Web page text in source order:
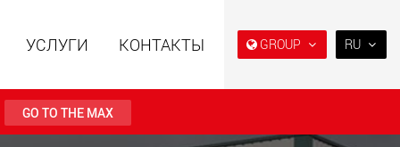
GROUP
RU
УСЛУГИ КОНТАКТЫ
GO TO THE MAX